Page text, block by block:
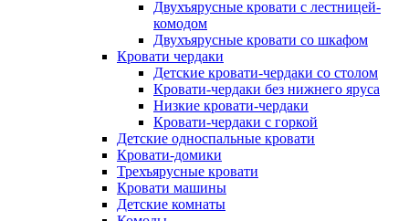
Двухъярусные кровати с лестницей-
комодом
Двухъярусные кровати со шкафом
Кровати чердаки
Детские кровати-чердаки со столом
Кровати-чердаки без нижнего яруса
Низкие кровати-чердаки
Кровати-чердаки с горкой
Детские односпальные кровати
Кровати-домики
Трехъярусные кровати
Кровати машины
Детские комнаты